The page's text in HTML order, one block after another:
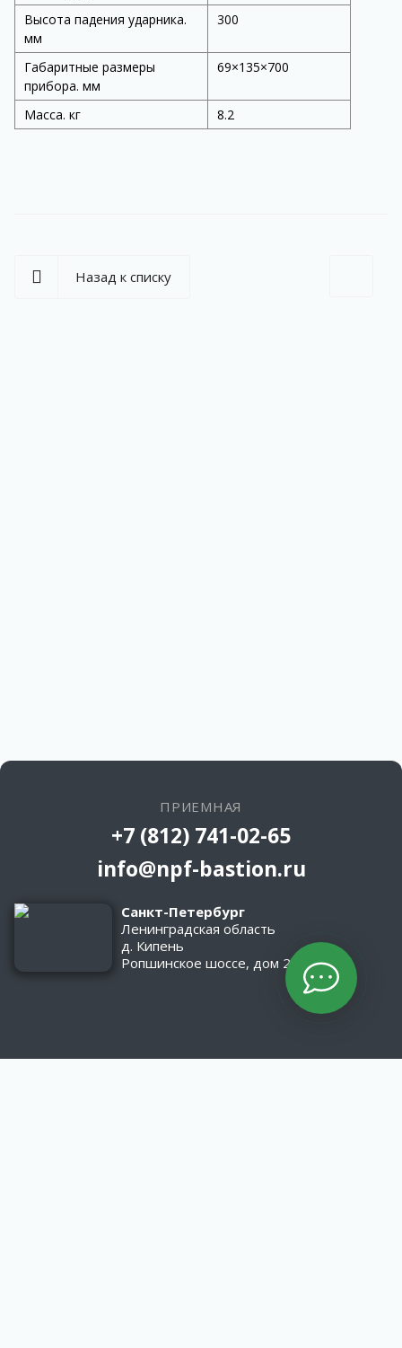
Высота падения ударника.
мм
300
Габаритные размеры
прибора. мм
69×135×700
Масса. кг 8.2
Назад к списку
ПРИЕМНАЯ
+7 (812) 741-02-65
info@npf-bastion.ru
Санкт-Петербург
Ленинградская область
д. Кипень
Ропшинское шоссе, дом 2/1